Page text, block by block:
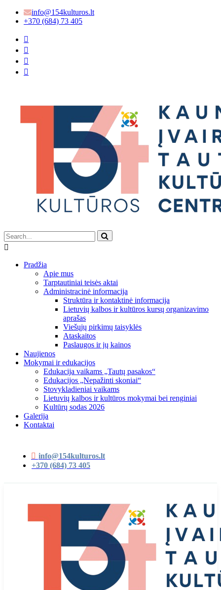
info@154kulturos.lt
+370 (684) 73 405
Pradžia
Apie mus
Tarptautiniai teisės aktai
Administracinė informacija
Struktūra ir kontaktinė informacija
Lietuvių kalbos ir kultūros kursų organizavimo
aprašas
Viešųjų pirkimų taisyklės
Ataskaitos
Paslaugos ir jų kainos
Naujienos
Mokymai ir edukacijos
Edukacija vaikams „Tautų pasakos“
Edukacijos „Nepažinti skoniai“
Stovykladieniai vaikams
Lietuvių kalbos ir kultūros mokymai bei renginiai
Kultūrų sodas 2026
Galerija
Kontaktai
info@154kulturos.lt
+370 (684) 73 405